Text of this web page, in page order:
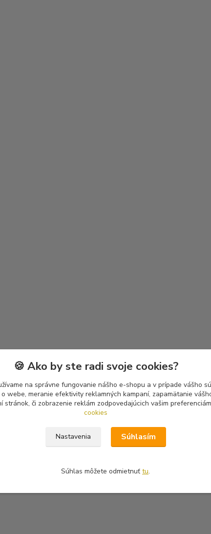
🍪 Ako by ste radi svoje cookies?
na správne fungovanie nášho e-shopu a v prípade vášho
webe, meranie efektivity reklamných kampaní, zapamätanie
stránok, či zobrazenie reklám zodpovedajúcich vašim
cookies
Nastavenia Súhlasím
Súhlas môžete odmietnuť tu.